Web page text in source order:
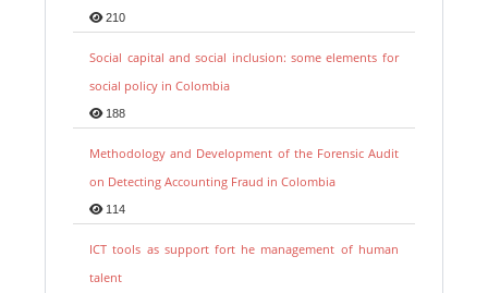
210
Social capital and social inclusion: some elements for
social policy in Colombia
188
Methodology and Development of the Forensic Audit
on Detecting Accounting Fraud in Colombia
114
ICT tools as support fort he management of human
talent